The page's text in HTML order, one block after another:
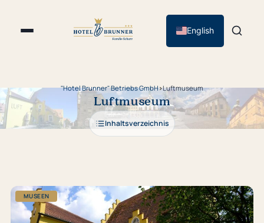
English
"Hotel Brunner" Betriebs GmbH›Luftmuseum
Luftmuseum
Inhaltsverzeichnis
MUSEEN